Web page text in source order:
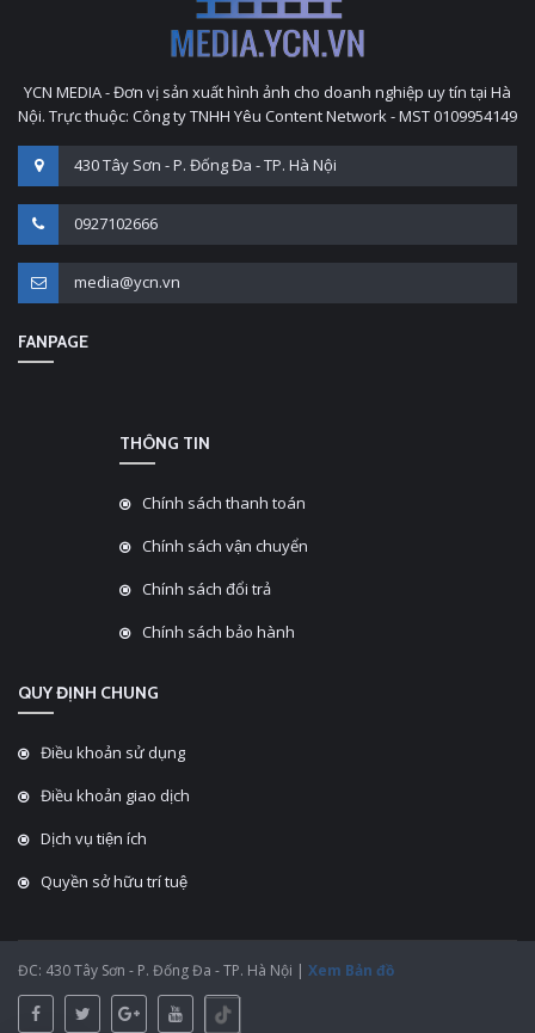
YCN MEDIA - Đơn vị sản xuất hình ảnh cho doanh nghiệp uy tín tại Hà
Nội. Trực thuộc: Công ty TNHH Yêu Content Network - MST 0109954149
430 Tây Sơn - P. Đống Đa - TP. Hà Nội
0927102666
media@ycn.vn
FANPAGE
THÔNG TIN
Chính sách thanh toán
Chính sách vận chuyển
Chính sách đổi trả
Chính sách bảo hành
QUY ĐỊNH CHUNG
Điều khoản sử dụng
Điều khoản giao dịch
Dịch vụ tiện ích
Quyền sở hữu trí tuệ
ĐC: 430 Tây Sơn - P. Đống Đa - TP. Hà Nội | Xem Bản đồ